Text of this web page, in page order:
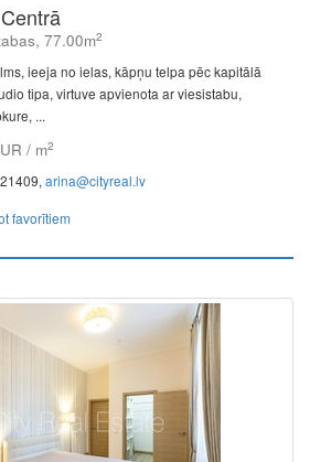
77.00m2
ieeja no ielas, kāpņu telpa pēc kapitālā
tipa, virtuve apvienota ar viesistabu,
...
/ m2
arina@cityreal.lv
favorītiem